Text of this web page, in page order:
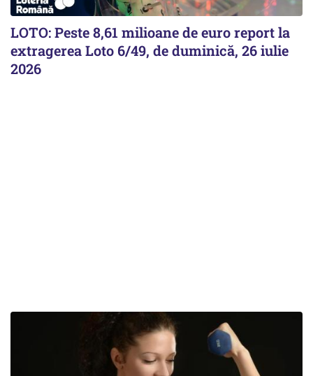
LOTO: Peste 8,61 milioane de euro report la
extragerea Loto 6/49, de duminică, 26 iulie
2026